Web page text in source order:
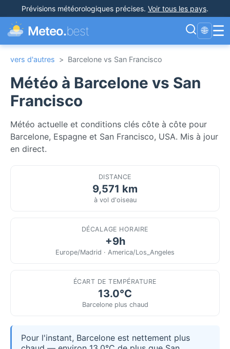
Prévisions météorologiques précises. Voir tous les pays.
Meteo.best 🌐 ☰
vers d'autres > Barcelone vs San Francisco
Météo à Barcelone vs San
Francisco
Météo actuelle et conditions clés côte à côte pour
Barcelone, Espagne et San Francisco, USA. Mis à jour
en direct.
DISTANCE
9,571 km
à vol d'oiseau
DÉCALAGE HORAIRE
+9h
Europe/Madrid · America/Los_Angeles
ÉCART DE TEMPÉRATURE
13.0°C
Barcelone plus chaud
Pour l'instant, Barcelone est nettement plus